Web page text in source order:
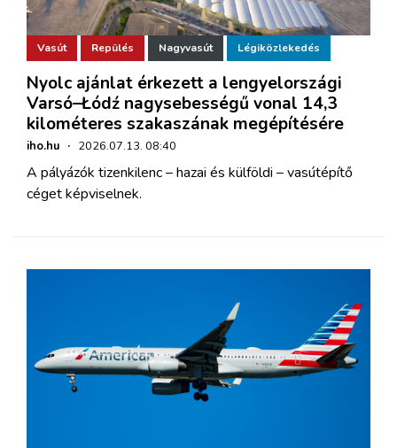
Vasút Repülés Nagyvasút Légiközlekedés
Nyolc ajánlat érkezett a lengyelországi
Varsó–Łódź nagysebességű vonal 14,3
kilométeres szakaszának megépítésére
iho.hu · 2026.07.13. 08:40
A pályázók tizenkilenc – hazai és külföldi – vasútépítő
céget képviselnek.